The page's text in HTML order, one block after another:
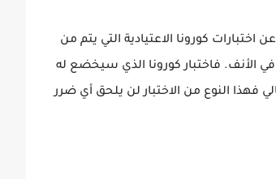
كورونا الاعتيادية التي يتم من
الأنف. فاختبار كورونا الذي سيخضع له
فهذا النوع من الاختبار لن يلحق أي ضرر